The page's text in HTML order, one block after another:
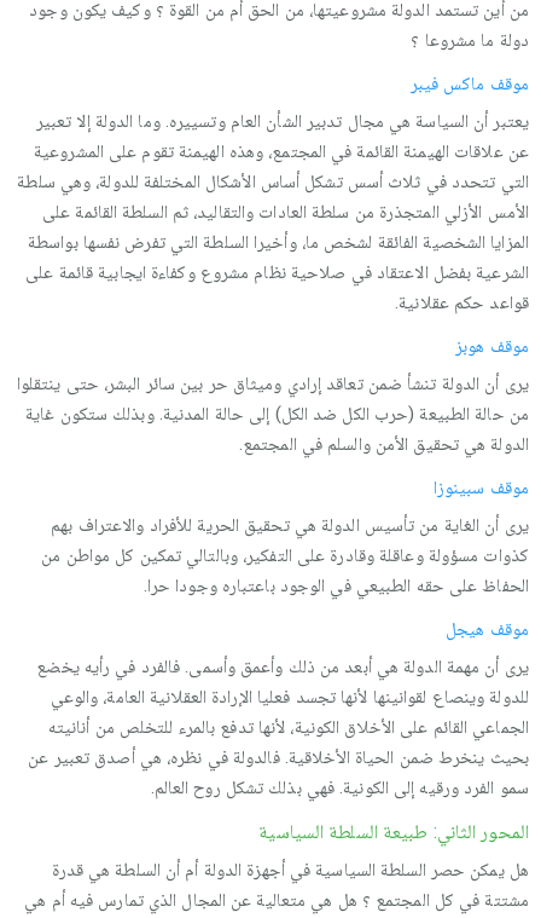
من أین تستمد الدولة مشروعیتها، من الحق أم من القوة ؟ وكیف یكون وجود
دولة ما مشروعا ؟
موقف ماكس فیبر
یعتبر أن السیاسة هي مجال تدبیر الشأن العام وتسییره. وما الدولة إلا تعبیر
عن علاقات الهیمنة القائمة في المجتمع، وهذه الهیمنة تقوم على المشروعیة
التي تتحدد في ثلاث أسس تشكل أساس الأشكال المختلفة للدولة، وهي سلطة
الأمس الأزلي المتجذرة من سلطة العادات والتقالید، ثم السلطة القائمة على
المزایا الشخصیة الفائقة لشخص ما، وأخیرا السلطة التي تفرض نفسها بواسطة
الشرعیة بفضل الاعتقاد في صلاحیة نظام مشروع وكفاءة ایجابیة قائمة على
قواعد حكم عقلانیة.
موقف هوبز
یرى أن الدولة تنشأ ضمن تعاقد إرادي ومیثاق حر بین سائر البشر، حتى ینتقلوا
من حالة الطبیعة (حرب الكل ضد الكل) إلى حالة المدنیة. وبذلك ستكون غایة
الدولة هي تحقیق الأمن والسلم في المجتمع.
موقف سبینوزا
یرى أن الغایة من تأسیس الدولة هي تحقیق الحریة للأفراد والاعتراف بهم
كذوات مسؤولة وعاقلة وقادرة على التفكیر، وبالتالي تمكین كل مواطن من
الحفاظ على حقه الطبیعي في الوجود باعتباره وجودا حرا.
موقف هیجل
یرى أن مهمة الدولة هي أبعد من ذلك وأعمق وأسمى. فالفرد في رأیه یخضع
للدولة وینصاع لقوانینها لأنها تجسد فعلیا الإرادة العقلانیة العامة، والوعي
الجماعي القائم على الأخلاق الكونیة، لأنها تدفع بالمرء للتخلص من أنانیته
بحیث ینخرط ضمن الحیاة الأخلاقیة. فالدولة في نظره، هي أصدق تعبیر عن
سمو الفرد ورقیه إلى الكونیة. فهي بذلك تشكل روح العالم.
المحور الثاني: طبيعة السلطة السیاسیة
هل یمكن حصر السلطة السیاسیة في أجهزة الدولة أم أن السلطة هي قدرة
مشتتة في كل المجتمع ؟ هل هي متعالیة عن المجال الذي تمارس فیه أم هي